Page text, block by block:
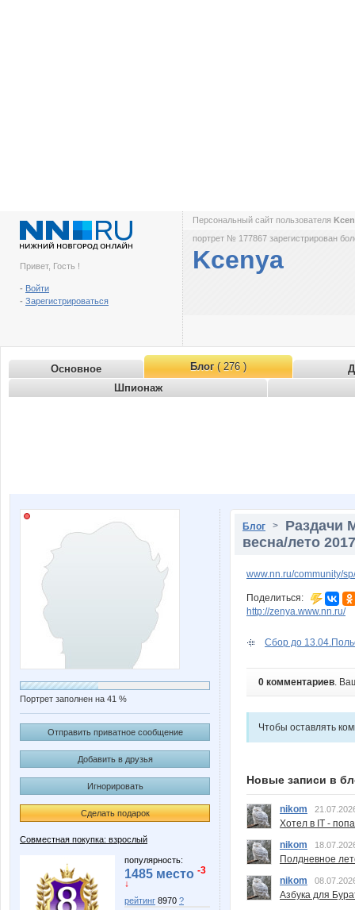
Привет, Гость !
- Войти
- Зарегистрироваться
Персональный сайт пользователя
портрет № 177867 зарегистрирован
Kcenya
Основное Блог( 276 )
Шпионаж
Портрет заполнен на 41 %
Отправить приватное сообщение
Добавить в друзья
Игнорировать
Сделать подарок
Совместная покупка: взрослый
популярность:
1485 место -3
↓
рейтинг 8970 ?
Блог > Раздачи
весна/лето
www.nn.ru/community/
Поделиться:
http://zenya.www.nn.ru/
Сбор до
0 комментариев.
Чтобы оставлять
Новые записи в
nikom
Хотел в IT -
nikom
Полдневное
nikom
Азбука для